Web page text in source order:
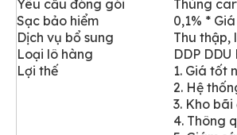
Yêu cầu đóng gói
Thùng
Sạc bảo hiểm
0,1% *
Dịch vụ bổ sung
Thu thập,
Loại lô hàng
DDP DDU
Lợi thế
1. Giá tốt
2. Hệ
3. Kho
4. Thông